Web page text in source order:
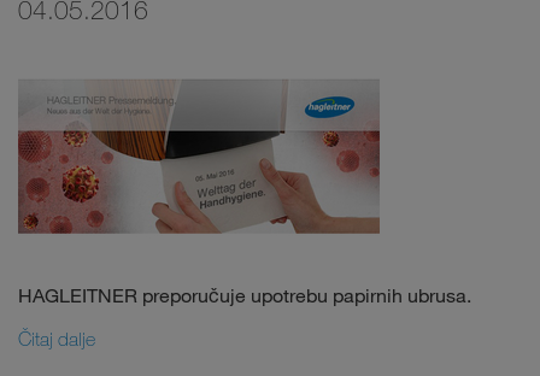
04.05.2016
HAGLEITNER preporučuje upotrebu papirnih ubrusa.
Čitaj dalje